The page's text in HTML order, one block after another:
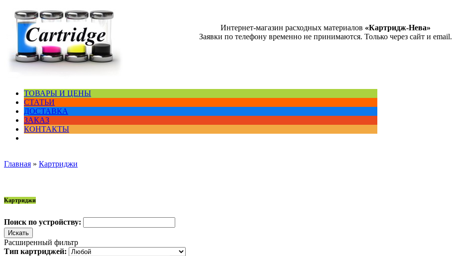
Интернет-магазин расходных материалов «Картридж-Нева»
Заявки по телефону временно не принимаются. Только через сайт и email.
ТОВАРЫ И ЦЕНЫ
СТАТЬИ
ДОСТАВКА
ЗАКАЗ
КОНТАКТЫ
Главная » Картриджи
Картриджи
Поиск по устройству:
Расширенный фильтр
Тип картриджей: